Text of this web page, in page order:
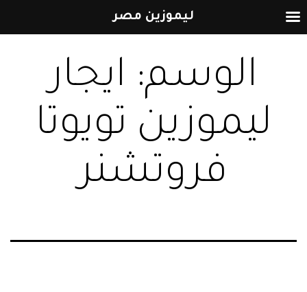
إلى
المحتوىالوسم: ايجار
ليموزين تويوتا
فروتشنر
ليموزين مصر